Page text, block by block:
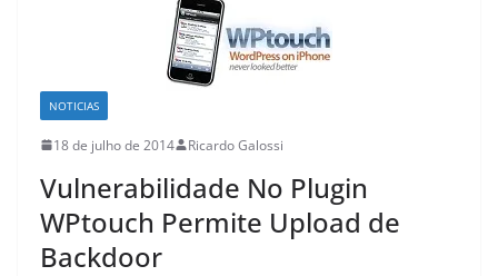
NOTICIAS
18 de julho de 2014 Ricardo Galossi
Vulnerabilidade No Plugin
WPtouch Permite Upload de
Backdoor